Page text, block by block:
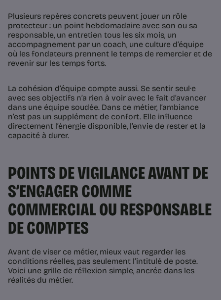
Plusieurs repères concrets peuvent jouer un rôle
protecteur : un point hebdomadaire avec son ou sa
responsable, un entretien tous les six mois, un
accompagnement par un coach, une culture d’équipe
où les fondateurs prennent le temps de remercier et de
revenir sur les temps forts.
La cohésion d’équipe compte aussi. Se sentir seul·e
avec ses objectifs n’a rien à voir avec le fait d’avancer
dans une équipe soudée. Dans ce métier, l’ambiance
n’est pas un supplément de confort. Elle influence
directement l’énergie disponible, l’envie de rester et la
capacité à durer.
POINTS DE VIGILANCE AVANT DE
S’ENGAGER COMME
COMMERCIAL OU RESPONSABLE
DE COMPTES
Avant de viser ce métier, mieux vaut regarder les
conditions réelles, pas seulement l’intitulé de poste.
Voici une grille de réflexion simple, ancrée dans les
réalités du métier.